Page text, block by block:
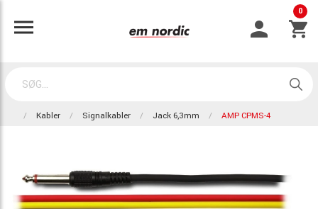
0
Kabler Signalkabler Jack 6,3mm AMP CPMS-4